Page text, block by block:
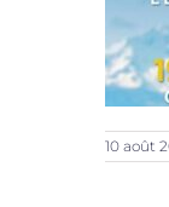
10 août